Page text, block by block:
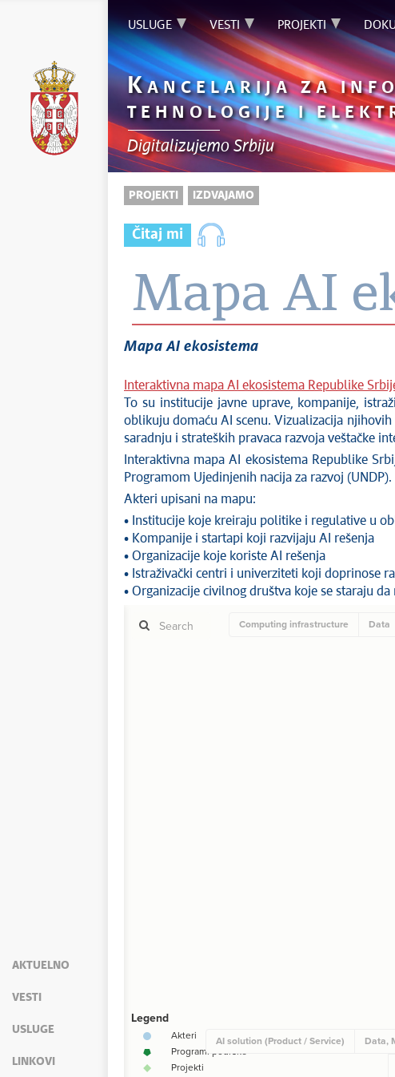
AKTUELNO
VESTI
USLUGE
LINKOVI
USLUGE VESTI PROJEKTI
KANCELARIJA ZA
TEHNOLOGIJE I
Digitalizujemo Srbiju
PROJEKTI IZDVAJAMO
Čitaj mi
Mapa AI
Mapa AI ekosistema
Interaktivna mapa AI ekosistema Republike
To su institucije javne uprave, kompanije,
oblikuju domaću AI scenu. Vizualizacija
saradnju i strateških pravaca razvoja veštačke
Interaktivna mapa AI ekosistema Republike
Programom Ujedinjenih nacija za razvoj (UNDP).
Akteri upisani na mapu:
• Institucije koje kreiraju politike i regulative u
• Kompanije i startapi koji razvijaju AI rešenja
• Organizacije koje koriste AI rešenja
• Istraživački centri i univerziteti koji doprinose
• Organizacije civilnog društva koje se staraju